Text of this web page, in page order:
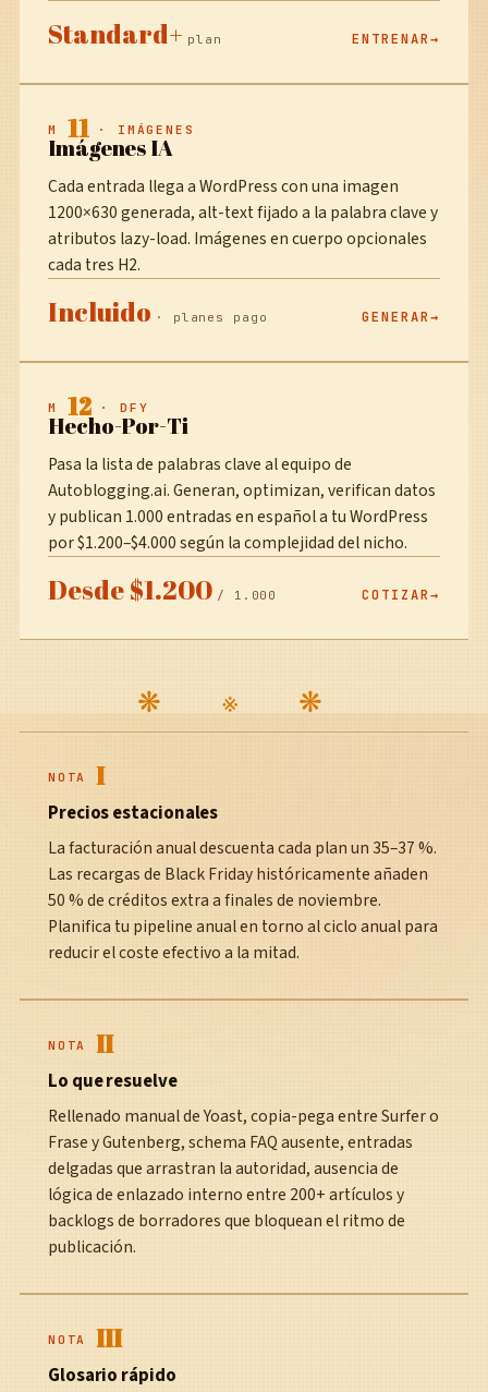
Standard+ plan ENTRENAR
M 11 · IMÁGENES
Imágenes IA
Cada entrada llega a WordPress con una imagen
1200×630 generada, alt-text fijado a la palabra clave y
atributos lazy-load. Imágenes en cuerpo opcionales
cada tres H2.
Incluido · planes pago GENERAR
M 12· DFY
Hecho-Por-Ti
Pasa la lista de palabras clave al equipo de
Autoblogging.ai. Generan, optimizan, verifican datos
y publican 1.000 entradas en español a tu WordPress
por $1.200–$4.000 según la complejidad del nicho.
Desde $1.200 / 1.000 COTIZAR
NOTA I
Precios estacionales
La facturación anual descuenta cada plan un 35–37 %.
Las recargas de Black Friday históricamente añaden
50 % de créditos extra a finales de noviembre.
Planifica tu pipeline anual en torno al ciclo anual para
reducir el coste efectivo a la mitad.
NOTA II
Lo que resuelve
Rellenado manual de Yoast, copia-pega entre Surfer o
Frase y Gutenberg, schema FAQ ausente, entradas
delgadas que arrastran la autoridad, ausencia de
lógica de enlazado interno entre 200+ artículos y
backlogs de borradores que bloquean el ritmo de
publicación.
NOTA III
Glosario rápido